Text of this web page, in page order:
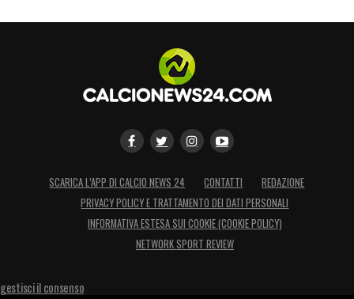
SCARICA L’APP DI CALCIO NEWS 24 CONTATTI
REDAZIONE
PRIVACY POLICY E TRATTAMENTO DEI DATI PERSONALI
INFORMATIVA ESTESA SUI COOKIE (COOKIE POLICY)
NETWORK SPORT REVIEW
gestisci il consenso